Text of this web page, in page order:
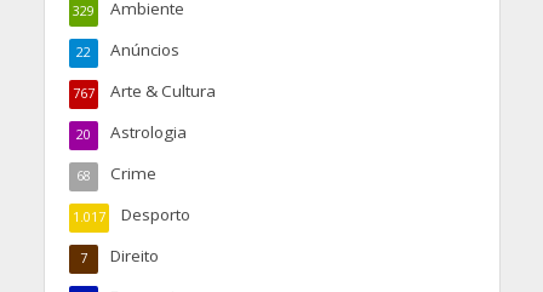
Ambiente
329
Anúncios
22
Arte & Cultura
767
Astrologia
20
Crime
68
Desporto
1.017
Direito
7